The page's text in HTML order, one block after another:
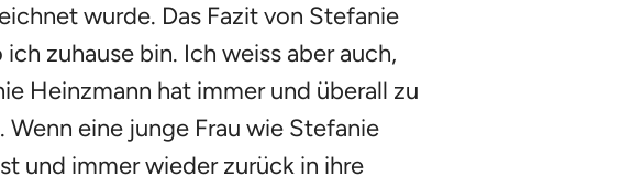
wurde. Das Fazit von Stefanie
zuhause bin. Ich weiss aber auch,
Heinzmann hat immer und überall zu
eine junge Frau wie Stefanie
und immer wieder zurück in ihre